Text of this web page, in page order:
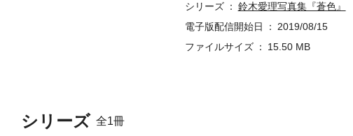
シリーズ 全1冊
シリーズ
鈴木愛理写真集『蒼色』
電子版配信開始日
2019/08/15
ファイルサイズ
15.50 MB